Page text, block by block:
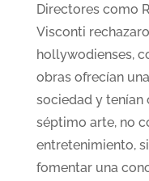
Directores como
Visconti
hollywodienses,
obras ofrecían
sociedad y
séptimo arte, no
entretenimiento,
fomentar una